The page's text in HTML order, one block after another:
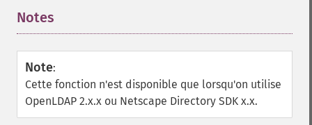
Notes
Note:
Cette fonction n'est disponible que lorsqu'on utilise
OpenLDAP 2.x.x ou Netscape Directory SDK x.x.